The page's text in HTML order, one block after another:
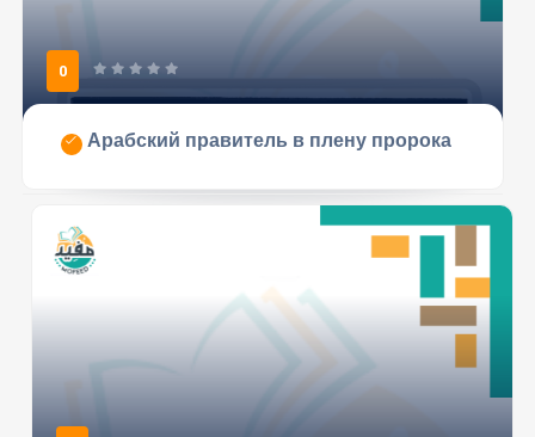
0
Арабский правитель в плену пророка